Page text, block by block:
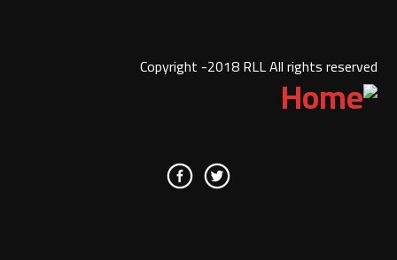
Copyright -2018 RLL All rights reserved